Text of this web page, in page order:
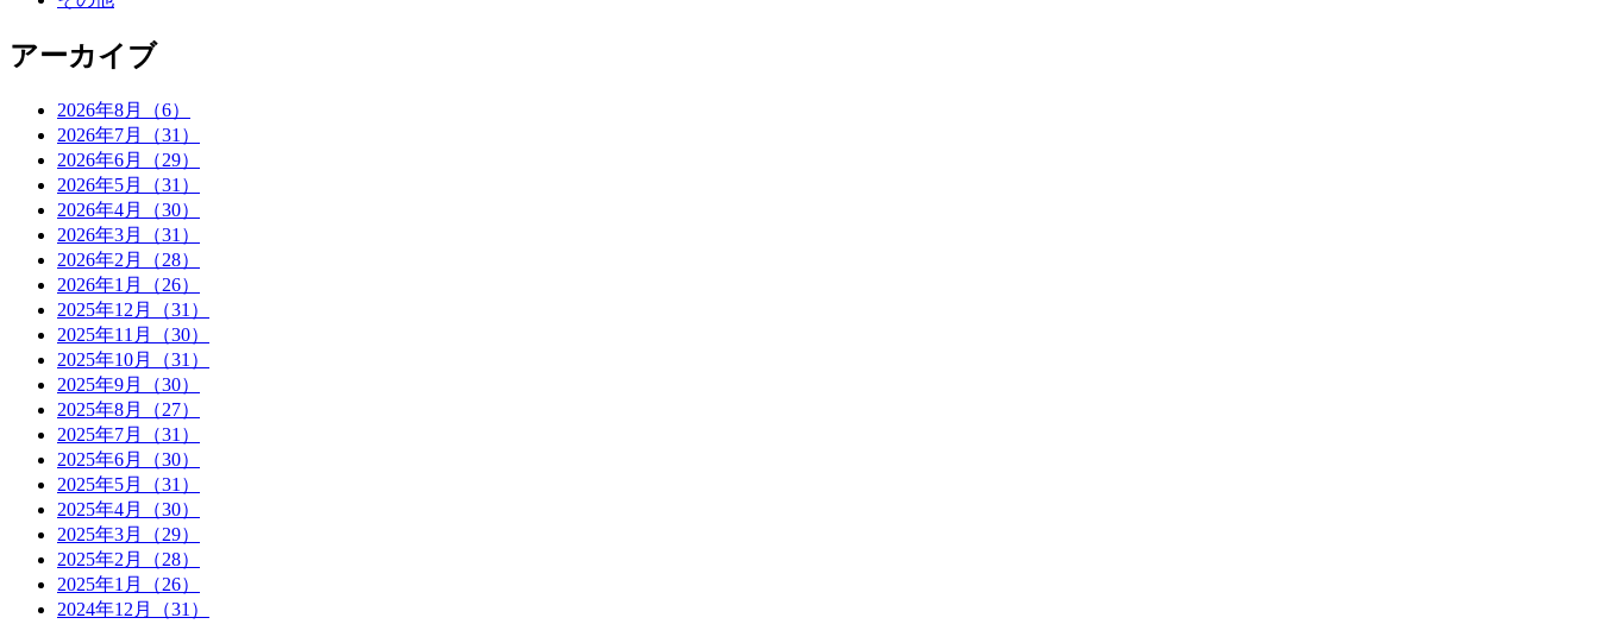
アーカイブ
2026年8月（6）
2026年7月（31）
2026年6月（29）
2026年5月（31）
2026年4月（30）
2026年3月（31）
2026年2月（28）
2026年1月（26）
2025年12月（31）
2025年11月（30）
2025年10月（31）
2025年9月（30）
2025年8月（27）
2025年7月（31）
2025年6月（30）
2025年5月（31）
2025年4月（30）
2025年3月（29）
2025年2月（28）
2025年1月（26）
2024年12月（31）